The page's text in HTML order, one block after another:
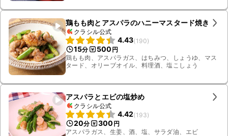
鶏もも肉とアスパラのハニーマスタード焼き
クラシル公式
4.43(190)
15分 500 円
鶏もも肉、アスパラガス、はちみつ、しょうゆ、マス
タード、オリーブオイル、料理酒、塩こしょう
アスパラとエビの塩炒め
クラシル公式
4.42(193)
20分 300 円
アスパラガス、生姜、酒、塩、サラダ油、エビ